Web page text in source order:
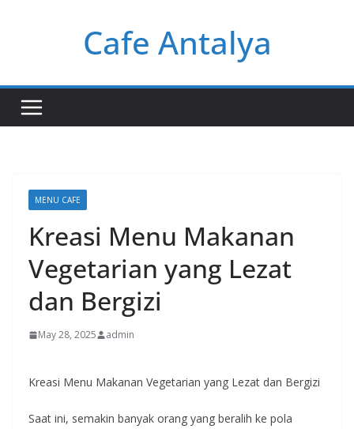
Cafe Antalya
MENU CAFE
Kreasi Menu Makanan
Vegetarian yang Lezat
dan Bergizi
May 28, 2025 admin
Kreasi Menu Makanan Vegetarian yang Lezat dan Bergizi
Saat ini, semakin banyak orang yang beralih ke pola